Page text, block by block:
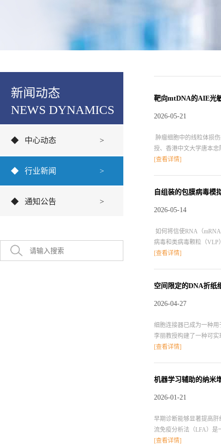
新闻动态
NEWS DYNAMICS
◆ 中心动态 >
◆ 行业新闻 >
◆ 通知公告 >
靶向mtDNA的AIE光
2026-05-21
肿瘤细胞中的线粒体损
授、香港中文大学唐本
进行结合，进而可以诱
疫启动开关，PyTPAMa
疫治疗提供一个新的有效
[查看详情]
自组装的包膜病毒模
2026-05-14
如何将信使RNA（
病毒和类病毒颗粒（VLP
于此，上海交通大学高
可在总肺细胞中实现
米平台是mRNA递送技
[查看详情]
空间限定的DNA折纸
2026-04-27
细胞连接器已成为一种
李丽教授构建了一种可
通过在单个DNA折纸支
种多功能、可编程平台
[查看详情]
机器学习辅助的纳米
2026-01-21
早期诊断能够显著提高
流免疫分析法（LFA）是
医院Donghui Zhang开发
[查看详情]